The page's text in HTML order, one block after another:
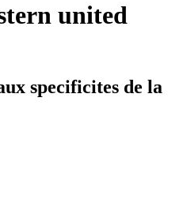
united
specificites de la